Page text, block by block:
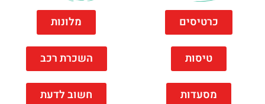
כרטיסים מלונות
טיסות השכרת רכב
מסעדות חשוב לדעת